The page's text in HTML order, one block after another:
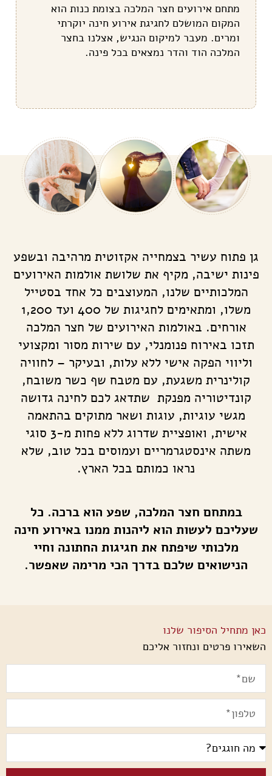
מתחם אירועים חצר המלכה בצומת כנות הוא
המקום המושלם לחגיגת אירוע חינה יוקרתי
ומרים. מעבר למיקום הנגיש, אצלנו בחצר
המלכה הוד והדר נמצאים בכל פינה.
גן פתוח עשיר בצמחייה אקזוטית מרהיבה ובשפע
פינות ישיבה, מקיף את שלושת אולמות האירועים
המלכותיים שלנו, המעוצבים כל אחד בסטייל
משלו, ומתאימים לחגיגות של 400 ועד 1,200
אורחים. באולמות האירועים של חצר המלכה
תזכו באירוח פנומנלי, עם שירות מסור ומקצועי
וליווי הפקה אישי ללא עלות, ובעיקר – לחוויה
קולינרית משגעת, עם מטבח שף כשר משובח,
קונדיטוריה מפנקת שתדאג לכם לחינה גדושה
מגשי עוגיות, עוגות ושאר מתוקים בהתאמה
אישית, ואופציית שדרוג ללא פחות מ-3 סוגי
משתה אינסטגרמריים ועמוסים בכל טוב, שלא
נראו כמותם בכל הארץ.
במתחם חצר המלכה, שפע הוא ברכה. כל
שעליכם לעשות הוא ליהנות ממנו באירוע חינה
מלכותי שיפתח את חגיגות החתונה וחיי
הנישואים שלכם בדרך הכי מרימה שאפשר.
כאן מתחיל הסיפור שלנו
השאירו פרטים ונחזור אליכם